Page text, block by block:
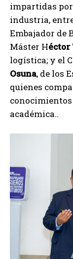
impartidas por
industria,
Embajador de
Máster Héctor
logística; y el
Osuna, de los
quienes
académica..